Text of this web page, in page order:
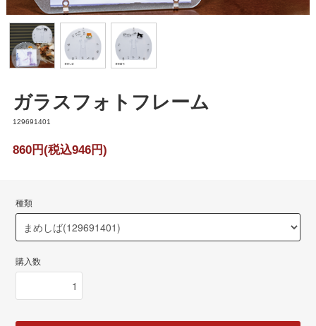
ガラスフォトフレーム
129691401
860円(税込946円)
種類
購入数